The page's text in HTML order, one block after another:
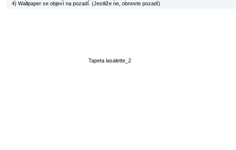
4) Wallpaper se objeví na pozadí. (Jestliže ne, obnovte pozadí)